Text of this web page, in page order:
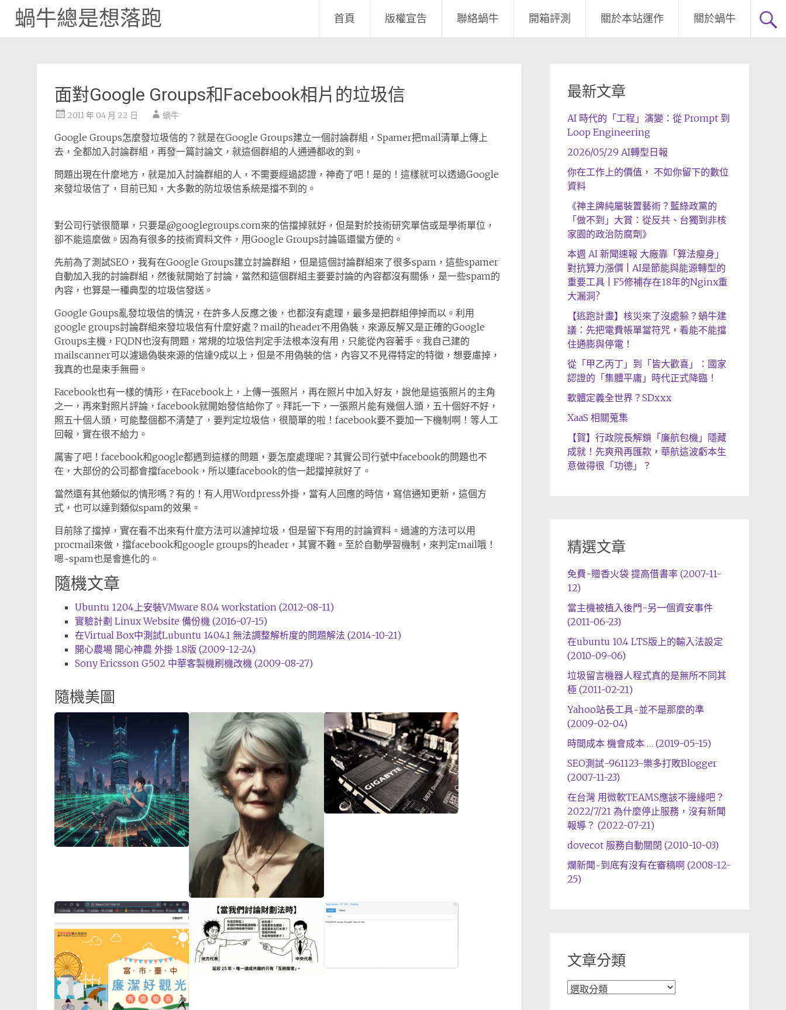
蝸牛總是想落跑 首頁 版權宣告 聯絡蝸牛 開箱評測 關於本站運作 關於蝸牛
面對Google Groups和Facebook相片的垃圾信
2011 年 04 月 22 日 蝸牛
Google Groups怎麼發垃圾信的？就是在Google Groups建立一個討論群組，Spamer把mail清單上傳上
去，全都加入討論群組，再發一篇討論文，就這個群組的人通通都收的到。
問題出現在什麼地方，就是加入討論群組的人，不需要經過認證，神奇了吧！是的！這樣就可以透過Google
來發垃圾信了，目前已知，大多數的防垃圾信系統是擋不到的。
對公司行號很簡單，只要是@googlegroups.com來的信擋掉就好，但是對於技術研究單信或是學術單位，
卻不能這麼做。因為有很多的技術資料文件，用Google Groups討論區還蠻方便的。
先前為了測試SEO，我有在Google Groups建立討論群組，但是這個討論群組來了很多spam，這些spamer
自動加入我的討論群組，然後就開始了討論，當然和這個群組主要要討論的內容都沒有關係，是一些spam的
內容，也算是一種典型的垃圾信發送。
Google Goups亂發垃圾信的情況，在許多人反應之後，也都沒有處理，最多是把群組停掉而以。利用
google groups討論群組來發垃圾信有什麼好處？mail的header不用偽裝，來源反解又是正確的Google
Groups主機，FQDN也沒有問題，常規的垃圾信判定手法根本沒有用，只能從內容著手。我自己建的
mailscanner可以濾過偽裝來源的信達9成以上，但是不用偽裝的信，內容又不見得特定的特徵，想要慮掉，
我真的也是束手無冊。
Facebook也有一樣的情形，在Facebook上，上傳一張照片，再在照片中加入好友，說他是這張照片的主角
之一，再來對照片評論，facebook就開始發信給你了。拜託一下，一張照片能有幾個人頭，五十個好不好，
照五十個人頭，可能整個都不清楚了，要判定垃圾信，很簡單的啦！facebook要不要加一下機制啊！等人工
回報，實在很不給力。
厲害了吧！facebook和google都遇到這樣的問題，要怎麼處理呢？其實公司行號中facebook的問題也不
在，大部份的公司都會擋facebook，所以連facebook的信一起擋掉就好了。
當然還有其他類似的情形嗎？有的！有人用Wordpress外掛，當有人回應的時信，寫信通知更新，這個方
式，也可以達到類似spam的效果。
目前除了擋掉，實在看不出來有什麼方法可以濾掉垃圾，但是留下有用的討論資料。過濾的方法可以用
procmail來做，擋facebook和google groups的header，其實不難。至於自動學習機制，來判定mail哦！
嗯~spam也是會進化的。
隨機文章
Ubuntu 1204上安裝VMware 8.0.4 workstation (2012-08-11)
實驗計劃 Linux Website 備份機 (2016-07-15)
在Virtual Box中測試Lubuntu 1404.1 無法調整解析度的問題解法 (2014-10-21)
開心農場 開心神農 外掛 1.8版 (2009-12-24)
Sony Ericsson G502 中華客製機刷機改機 (2009-08-27)
隨機美圖
最新文章
AI 時代的「工程」演變：從 Prompt 到
Loop Engineering
2026/05/29 AI轉型日報
你在工作上的價值， 不如你留下的數位
資料
《神主牌純屬裝置藝術？藍綠政黨的
「做不到」大賞：從反共、台獨到非核
家園的政治防腐劑》
本週 AI 新聞速報 大廠靠「算法瘦身」
對抗算力漲價 | AI是節能與能源轉型的
重要工具 | F5修補存在18年的Nginx重
大漏洞?
【逃跑計畫】核災來了沒處躲？蝸牛建
議：先把電費帳單當符咒，看能不能擋
住通膨與停電！
從「甲乙丙丁」到「皆大歡喜」：國家
認證的「集體平庸」時代正式降臨！
軟體定義全世界？SDxxx
XaaS 相關蒐集
【賀】行政院長解鎖「廉航包機」隱藏
成就！先爽飛再匯款，華航這波虧本生
意做得很「功德」？
精選文章
免費-贈香火袋 提高借書率 (2007-11-
12)
當主機被植入後門-另一個資安事件
(2011-06-23)
在ubuntu 10.4 LTS版上的輸入法設定
(2010-09-06)
垃圾留言機器人程式真的是無所不同其
極 (2011-02-21)
Yahoo站長工具~並不是那麼的準
(2009-02-04)
時間成本 機會成本 … (2019-05-15)
SEO測試-961123-樂多打敗Blogger
(2007-11-23)
在台灣 用微軟TEAMS應該不邊緣吧？
2022/7/21 為什麼停止服務，沒有新聞
報導？ (2022-07-21)
dovecot 服務自動關閉 (2010-10-03)
爛新聞~到底有沒有在審稿啊 (2008-12-
25)
文章分類
文